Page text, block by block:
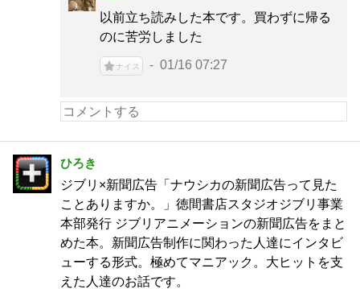
以前立ち読みした本です。買わずに帰る
のに苦労しました
ナイス 01/16 07:27
ひろき
ジブリ×新聞広告「ナウシカの新聞広告って見た
ことありますか。」徳間書店スタジオジブリ事業
本部発行 ジブリアニメーションの新聞広告をまと
めた本。新聞広告制作に関わった人達にインタビ
ューする形式。極めてマニアック。大ヒットを支
えた人達のお話です。